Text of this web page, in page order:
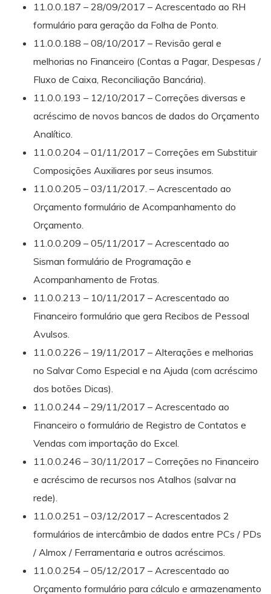
11.0.0.187 – 28/09/2017 – Acrescentado ao RH
formulário para geração da Folha de Ponto.
11.0.0.188 – 08/10/2017 – Revisão geral e
melhorias no Financeiro (Contas a Pagar, Despesas /
Fluxo de Caixa, Reconciliação Bancária).
11.0.0.193 – 12/10/2017 – Correções diversas e
acréscimo de novos bancos de dados do Orçamento
Analítico.
11.0.0.204 – 01/11/2017 – Correções em Substituir
Composições Auxiliares por seus insumos.
11.0.0.205 – 03/11/2017. – Acrescentado ao
Orçamento formulário de Acompanhamento do
Orçamento.
11.0.0.209 – 05/11/2017 – Acrescentado ao
Sisman formulário de Programação e
Acompanhamento de Frotas.
11.0.0.213 – 10/11/2017 – Acrescentado ao
Financeiro formulário que gera Recibos de Pessoal
Avulsos.
11.0.0.226 – 19/11/2017 – Alterações e melhorias
no Salvar Como Especial e na Ajuda (com acréscimo
dos botões Dicas).
11.0.0.244 – 29/11/2017 – Acrescentado ao
Financeiro o formulário de Registro de Contatos e
Vendas com importação do Excel.
11.0.0.246 – 30/11/2017 – Correções no Financeiro
e acréscimo de recursos nos Atalhos (salvar na
rede).
11.0.0.251 – 03/12/2017 – Acrescentados 2
formulários de intercâmbio de dados entre PCs / PDs
/ Almox / Ferramentaria e outros acréscimos.
11.0.0.254 – 05/12/2017 – Acrescentado ao
Orçamento formulário para cálculo e armazenamento